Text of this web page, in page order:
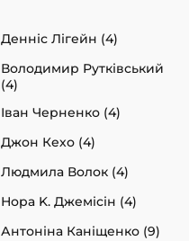
Денніс Лігейн (4)
Володимир Рутківський
(4)
Іван Черненко (4)
Джон Кехо (4)
Людмила Волок (4)
Нора K. Джемісін (4)
Антоніна Каніщенко (9)